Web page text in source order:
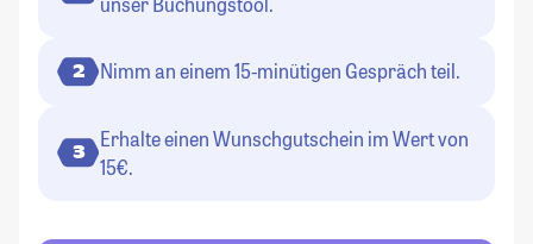
2 Nimm an einem 15-minütigen Gespräch teil.
3
Erhalte einen Wunschgutschein im Wert von
15€.